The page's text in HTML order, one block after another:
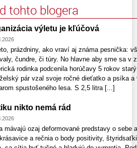
tohto blogera
výletu je kľúčová
prázdniny, ako vraví aj známa pesnička:
čundre, či túry. No hlavne aby sme sa v
rodinka podcenila horúčavy 5 rokov
pár vzal svoje ročné dieťatko a psíka a
spustošeného lesa. S 2,5 litra [...]
nikto nemá rád
mávajú ozaj deformované predstavy o
a rečnia o body positivity,